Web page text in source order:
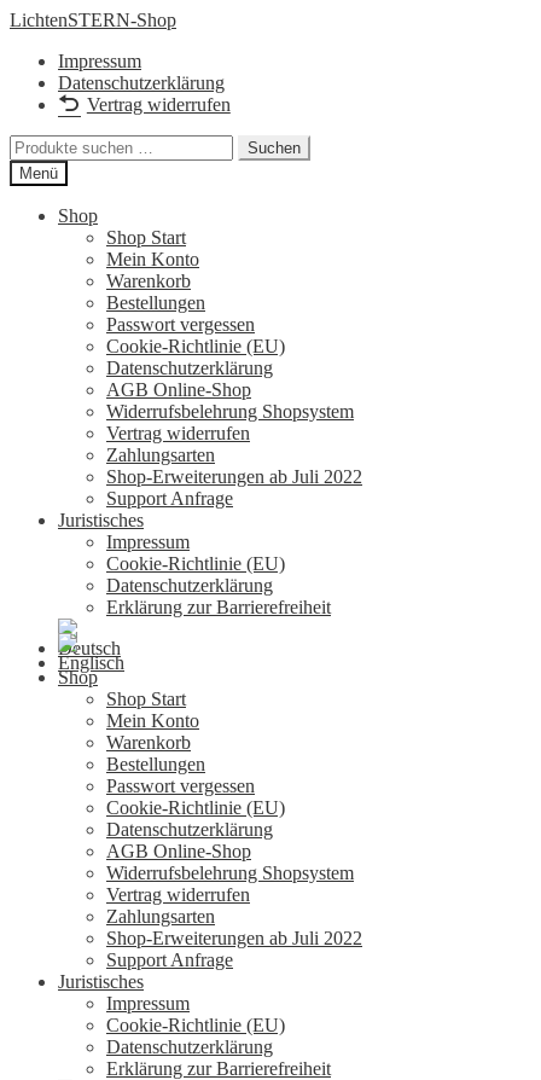
Zur
springen
Zum
springen
LichtenSTERN-Shop
Impressum
Datenschutzerklärung
Vertrag widerrufen
Suchen
nach:
Suchen
Menü
Shop
Shop Start
Mein Konto
Warenkorb
Bestellungen
Passwort vergessen
Cookie-Richtlinie (EU)
Datenschutzerklärung
AGB Online-Shop
Widerrufsbelehrung Shopsystem
Vertrag widerrufen
Zahlungsarten
Shop-Erweiterungen ab Juli 2022
Support Anfrage
Juristisches
Impressum
Cookie-Richtlinie (EU)
Datenschutzerklärung
Erklärung zur Barrierefreiheit
Shop
Shop Start
Mein Konto
Warenkorb
Bestellungen
Passwort vergessen
Cookie-Richtlinie (EU)
Datenschutzerklärung
AGB Online-Shop
Widerrufsbelehrung Shopsystem
Vertrag widerrufen
Zahlungsarten
Shop-Erweiterungen ab Juli 2022
Support Anfrage
Juristisches
Impressum
Cookie-Richtlinie (EU)
Datenschutzerklärung
Erklärung zur Barrierefreiheit